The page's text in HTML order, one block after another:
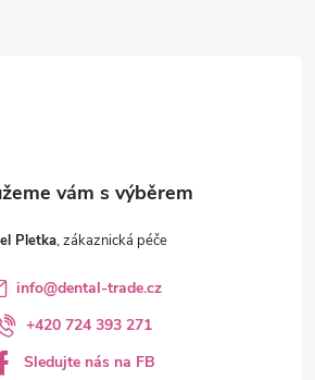
Pletka
info@dental-trade.cz
+420 724 393 271
Sledujte nás na FB